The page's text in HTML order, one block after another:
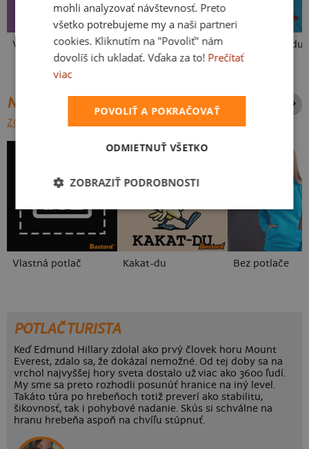
Vo forme Fušál Ideme na vodu
NAJPREDÁVANEJŠIE POTLAČE
ZOBRAZIŤ VŠETKY
Vlastná potlač Kakat-du Bez potlače
POTLAČ TURISTA
Keď Edmund Hillary zdolal ako prvý človek horu Mount
Everest, zdalo sa, že dokázal nemožné. Od tej doby sa na
vrchol najvyššej hory sveta dostalo už viac ako 3600 ľudí.
My sme sa preto rozhodli posunúť hranice na iný level.
Takáto túra po hrebeňoch totiž preverí ako stabilitu,
šikovnosť, tak i pohybové nadanie. Skús si schválne na
hranu hrebeňa aspoň na chvíľu stúpnuť.
mohli analyzovať návštevnosť. Preto
všetko potrebujeme my a naši partneri
cookies. Kliknutím na "Povoliť" nám
dovolíš ich ukladať. Vďaka za to! Prečítať
viac
POVOLIŤ A POKRAČOVAŤ
ODMIETNUŤ VŠETKO
ZOBRAZIŤ PODROBNOSTI